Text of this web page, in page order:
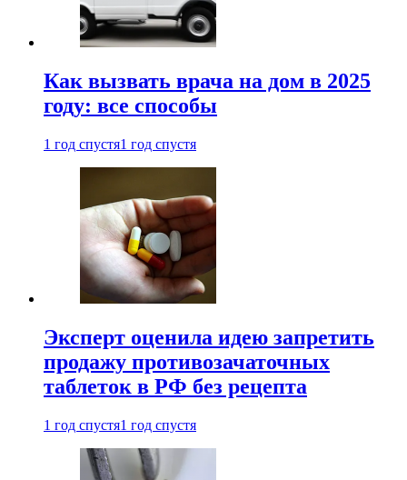
Как вызвать врача на дом в 2025
году: все способы
1 год спустя1 год спустя
Эксперт оценила идею запретить
продажу противозачаточных
таблеток в РФ без рецепта
1 год спустя1 год спустя